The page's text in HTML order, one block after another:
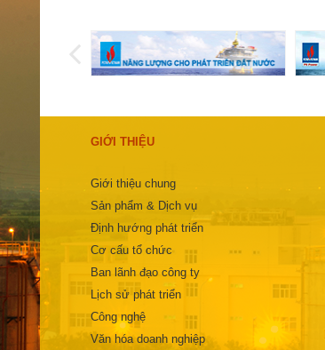
GIỚI THIỆU
Giới thiệu chung
Sản phẩm & Dịch vụ
Định hướng phát triển
Cơ cấu tổ chức
Ban lãnh đạo công ty
Lịch sử phát triển
Công nghệ
Văn hóa doanh nghiệp